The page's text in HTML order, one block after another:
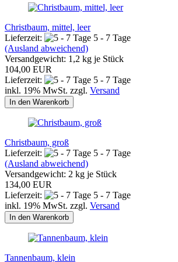
Christbaum, mittel, leer
Lieferzeit:
5 - 7 Tage
(Ausland abweichend)
Versandgewicht: 1,2 kg je Stück
104,00 EUR
Lieferzeit:
5 - 7 Tage
inkl. 19% MwSt. zzgl. Versand
In den Warenkorb
Christbaum, groß
Lieferzeit:
5 - 7 Tage
(Ausland abweichend)
Versandgewicht: 2 kg je Stück
134,00 EUR
Lieferzeit:
5 - 7 Tage
inkl. 19% MwSt. zzgl. Versand
In den Warenkorb
Tannenbaum, klein